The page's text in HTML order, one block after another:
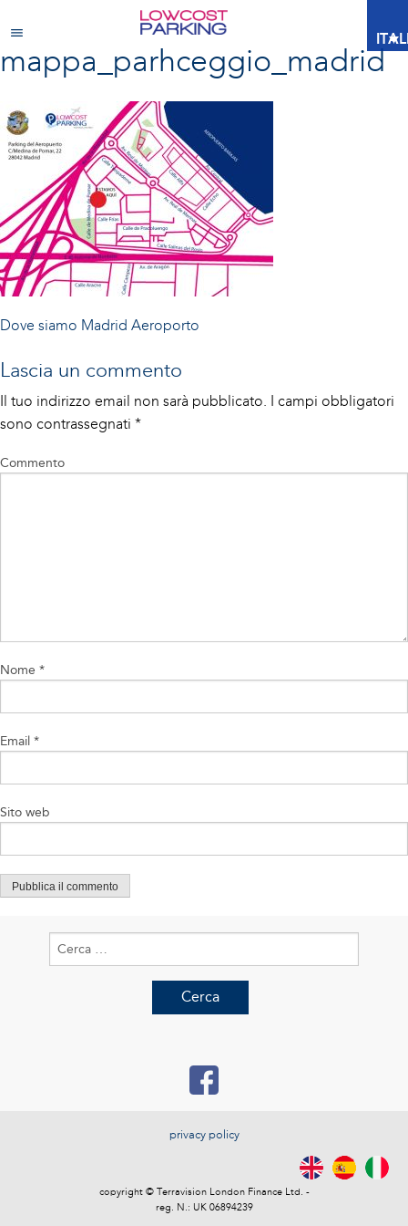
mappa_parhceggio_madrid
Navigazione
articoli
Dove siamo Madrid Aeroporto
Lascia un commento
Il tuo indirizzo email non sarà pubblicato. I campi obbligatori
sono contrassegnati *
Commento
Nome *
Email *
Sito web
privacy policy
copyright © Terravision London Finance Ltd. -
reg. N.: UK 06894239